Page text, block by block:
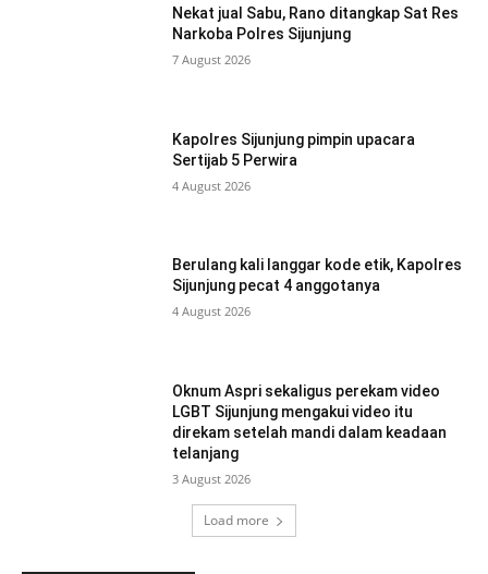
Nekat jual Sabu, Rano ditangkap Sat Res
Narkoba Polres Sijunjung
7 August 2026
Kapolres Sijunjung pimpin upacara
Sertijab 5 Perwira
4 August 2026
Berulang kali langgar kode etik, Kapolres
Sijunjung pecat 4 anggotanya
4 August 2026
Oknum Aspri sekaligus perekam video
LGBT Sijunjung mengakui video itu
direkam setelah mandi dalam keadaan
telanjang
3 August 2026
Load more